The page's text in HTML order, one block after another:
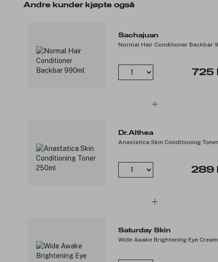
Andre kunder kjøpte også
Sachajuan
Normal Hair Conditioner Backbar
725
Dr.Althea
Anastatica Skin Conditioning
289
Saturday Skin
Wide Awake Brightening Eye